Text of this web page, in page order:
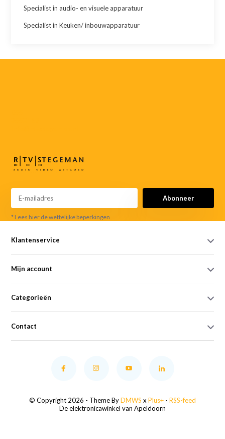
Specialist in audio- en visuele apparatuur
Specialist in Keuken/ inbouwapparatuur
Abonneer
* Lees hier de wettelijke beperkingen
Klantenservice
Mijn account
Categorieën
Contact
© Copyright 2026 - Theme ByDMWS x Plus+ - RSS-feed
De elektronicawinkel van Apeldoorn